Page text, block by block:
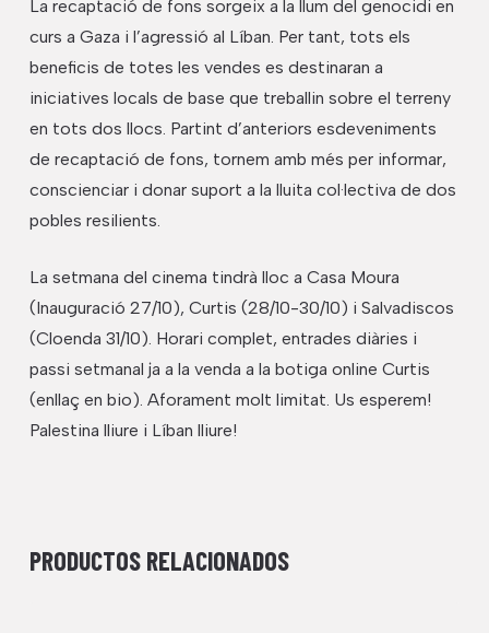
La recaptació de fons sorgeix a la llum del genocidi en
curs a Gaza i l’agressió al Líban. Per tant, tots els
beneficis de totes les vendes es destinaran a
iniciatives locals de base que treballin sobre el terreny
en tots dos llocs. Partint d’anteriors esdeveniments
de recaptació de fons, tornem amb més per informar,
conscienciar i donar suport a la lluita col·lectiva de dos
pobles resilients.
La setmana del cinema tindrà lloc a Casa Moura
(Inauguració 27/10), Curtis (28/10-30/10) i Salvadiscos
(Cloenda 31/10). Horari complet, entrades diàries i
passi setmanal ja a la venda a la botiga online Curtis
(enllaç en bio). Aforament molt limitat. Us esperem!
Palestina lliure i Líban lliure!
PRODUCTOS RELACIONADOS